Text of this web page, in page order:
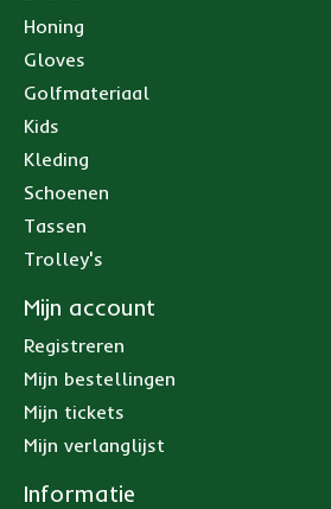
Honing
Gloves
Golfmateriaal
Kids
Kleding
Schoenen
Tassen
Trolley's
Mijn account
Registreren
Mijn bestellingen
Mijn tickets
Mijn verlanglijst
Informatie